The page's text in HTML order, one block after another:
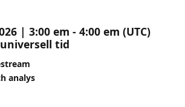
| 3:00 em - 4:00 em (UTC)
tid
analys